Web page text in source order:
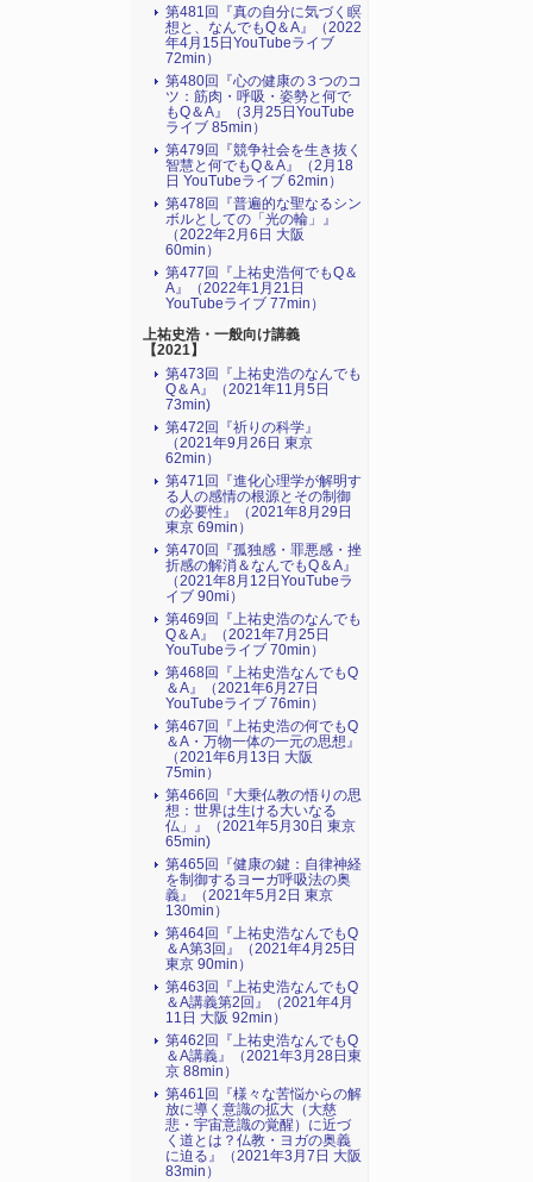
第481回『真の自分に気づく瞑
想と、なんでもQ＆A』（2022
年4月15日YouTubeライブ
72min）
第480回『心の健康の３つのコ
ツ：筋肉・呼吸・姿勢と何で
もQ＆A』（3月25日YouTube
ライブ 85min）
第479回『競争社会を生き抜く
智慧と何でもQ＆A』（2月18
日 YouTubeライブ 62min）
第478回『普遍的な聖なるシン
ボルとしての「光の輪」』
（2022年2月6日 大阪
60min）
第477回『上祐史浩何でもQ＆
A』（2022年1月21日
YouTubeライブ 77min）
上祐史浩・一般向け講義
【2021】
第473回『上祐史浩のなんでも
Q＆A』（2021年11月5日
73min)
第472回『祈りの科学』
（2021年9月26日 東京
62min）
第471回『進化心理学が解明す
る人の感情の根源とその制御
の必要性』（2021年8月29日
東京 69min）
第470回『孤独感・罪悪感・挫
折感の解消＆なんでもQ＆A』
（2021年8月12日YouTubeラ
イブ 90mi）
第469回『上祐史浩のなんでも
Q＆A』（2021年7月25日
YouTubeライブ 70min）
第468回『上祐史浩なんでもQ
＆A』（2021年6月27日
YouTubeライブ 76min）
第467回『上祐史浩の何でもQ
＆A・万物一体の一元の思想』
（2021年6月13日 大阪
75min）
第466回『大乗仏教の悟りの思
想：世界は生ける大いなる
仏」』（2021年5月30日 東京
65min)
第465回『健康の鍵：自律神経
を制御するヨーガ呼吸法の奥
義』（2021年5月2日 東京
130min）
第464回『上祐史浩なんでもQ
＆A第3回』（2021年4月25日
東京 90min）
第463回『上祐史浩なんでもQ
＆A講義第2回』（2021年4月
11日 大阪 92min）
第462回『上祐史浩なんでもQ
＆A講義』（2021年3月28日東
京 88min）
第461回『様々な苦悩からの解
放に導く意識の拡大（大慈
悲・宇宙意識の覚醒）に近づ
く道とは？仏教・ヨガの奥義
に迫る』（2021年3月7日 大阪
83min）